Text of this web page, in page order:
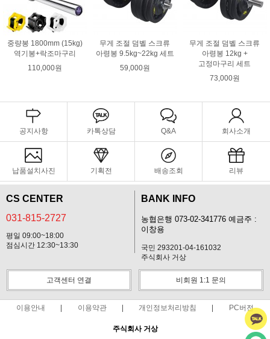
중량봉 1800mm (15kg)
역기봉+락조마구리
110,000원
무게 조절 덤벨 스크류
아령봉 9.5kg~22kg 세트
59,000원
무게 조절 덤벨 스크류
아령봉 12kg +
고정마구리 세트
73,000원
공지사항 카톡상담 Q&A 회사소개
납품설치사진 기획전 배송조회 리뷰
CS CENTER
031-815-2727
평일 09:00~18:00
점심시간 12:30~13:30
BANK INFO
농협은행 073-02-341776 예금주 :
이창용
국민 293201-04-161032
주식회사 거상
고객센터 연결 비회원 1:1 문의
이용안내 이용약관 개인정보처리방침 PC버전
주식회사 거상